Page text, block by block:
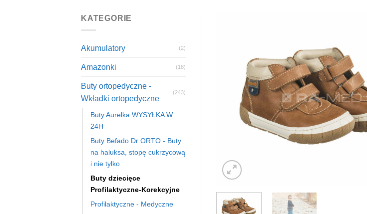
KATEGORIE
Akumulatory (2)
Amazonki (18)
Buty ortopedyczne -
Wkładki ortopedyczne
(243)
Buty Aurelka WYSYŁKA W
24H
Buty Befado Dr ORTO - Buty
na haluksa, stopę cukrzycową
i nie tylko
Buty dziecięce
Profilaktyczne-Korekcyjne
Profilaktyczne - Medyczne